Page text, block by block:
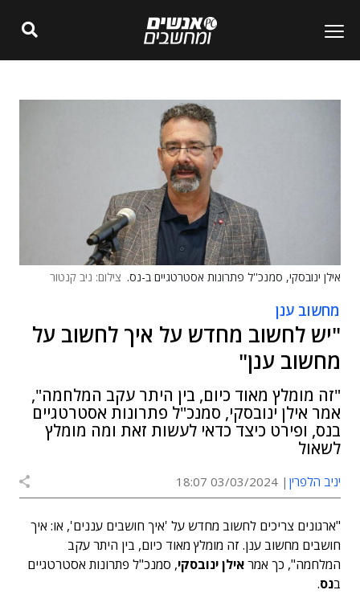
אילן ינובסקי, סמנכ''ל פתרונות אסטרטגיים ב-נס. צילום: ניב קנטור
מחשוב ענן
"יש לחשוב מחדש על איך לחשוב על
מחשוב ענן"
"זה מומלץ מאוד כיום, בין היתר עקב המלחמה",
אמר אילן ינובסקי, סמנכ"ל פתרונות אסטרטגיים
בנס, ופירט כיצד כדאי לעשות זאת ומה מומלץ
לשאול
יניב הלפרין 03/03/2024 18:07
"ארגונים צריכים לחשוב מחדש על 'איך חושבים עננים', או: איך
חושבים מחשוב ענן. זה מומלץ מאוד כיום, בין היתר עקב
המלחמה", כך אמראילן ינובסקי, סמנכ"ל פתרונות אסטרטגיים
בנס.